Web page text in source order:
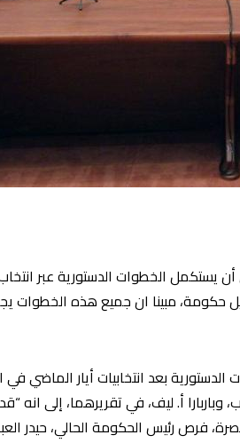
الخطوات الدستورية عبر انتخاب
حكومة، مبينا ان جميع هذه
بعد انتخابيات أيار الماضي في
وباربارا أ. ليف، في تقريرهما، إلى انه
فرص رئيس الحكومة الحالي، حيدر